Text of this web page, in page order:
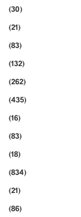
(30)
(21)
(83)
(132)
(262)
(435)
(16)
(83)
(18)
(834)
(21)
(86)